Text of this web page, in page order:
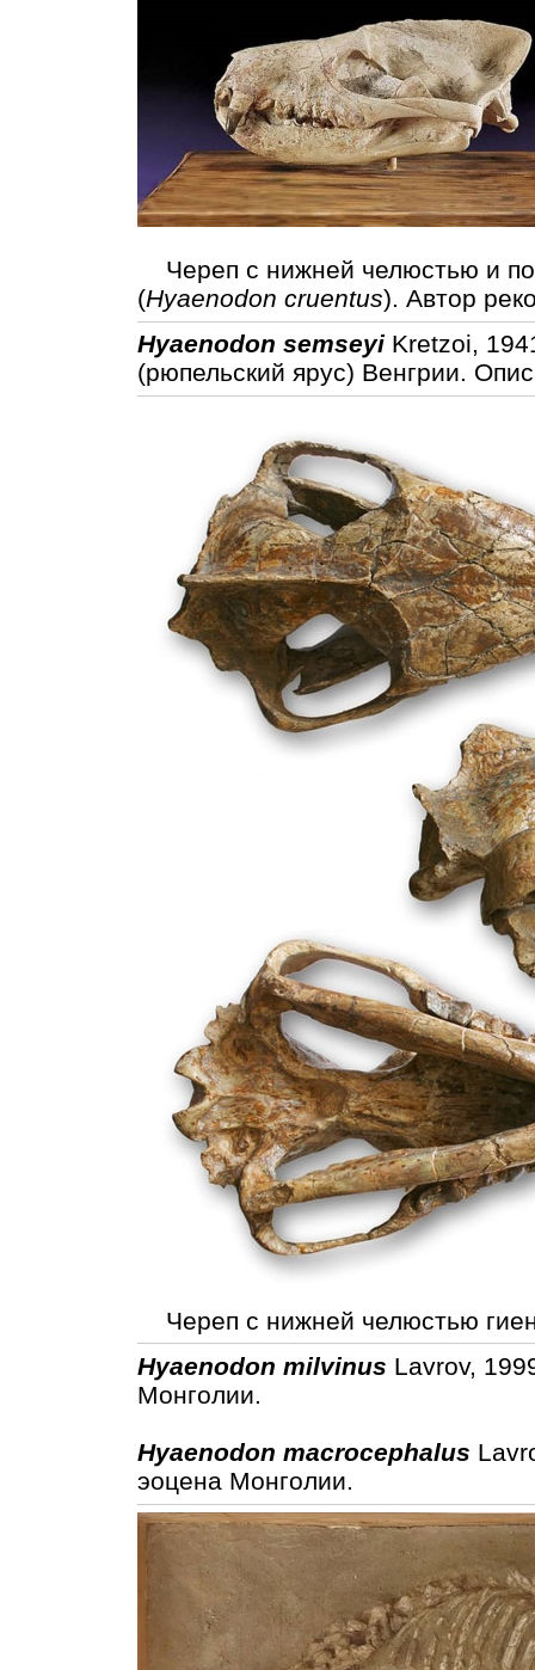
Череп с нижней челюстью и
(Hyaenodon cruentus). Автор
Hyaenodon semseyi Kretzoi,
(рюпельский ярус) Венгрии.
Череп с нижней челюстью
Hyaenodon milvinus Lavrov,
Монголии.
Hyaenodon macrocephalus
эоцена Монголии.